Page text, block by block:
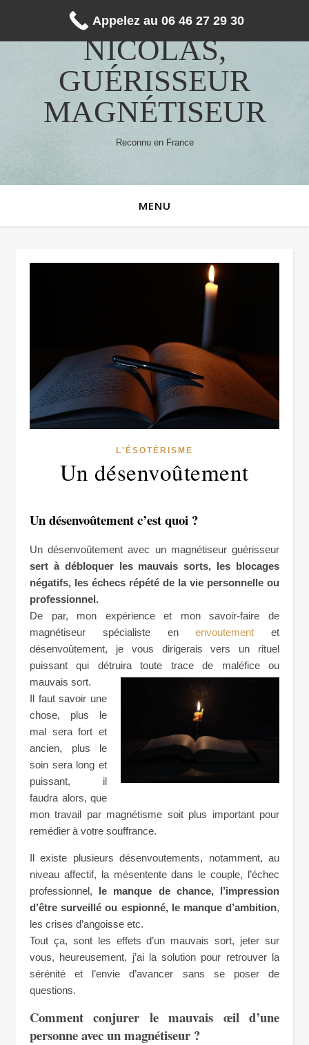
NICOLAS,
GUÉRISSEUR
MAGNÉTISEUR
Reconnu en France
MENU
L'ÉSOTÉRISME
Un désenvoûtement
Un désenvoûtement c’est quoi ?
Un désenvoûtement avec un magnétiseur guérisseur
sert à débloquer les mauvais sorts, les blocages
négatifs, les échecs répété de la vie personnelle ou
professionnel.
De par, mon expérience et mon savoir-faire de
magnétiseur spécialiste enenvoutement et
désenvoûtement, je vous dirigerais vers un rituel
puissant qui détruira toute trace de maléfice ou
mauvais sort.
Il faut savoir une
chose, plus le
mal sera fort et
ancien, plus le
soin sera long et
puissant, il
faudra alors, que
mon travail par magnétisme soit plus important pour
remédier à votre souffrance.
Il existe plusieurs désenvoutements, notamment, au
niveau affectif, la mésentente dans le couple, l’échec
professionnel, le manque de chance, l’impression
d’être surveillé ou espionné, le manque d’ambition,
les crises d’angoisse etc.
Tout ça, sont les effets d’un mauvais sort, jeter sur
vous, heureusement, j’ai la solution pour retrouver la
sérénité et l’envie d’avancer sans se poser de
questions.
Comment conjurer le mauvais œil d’une
personne avec un magnétiseur ?
Appelez au 06 46 27 29 30